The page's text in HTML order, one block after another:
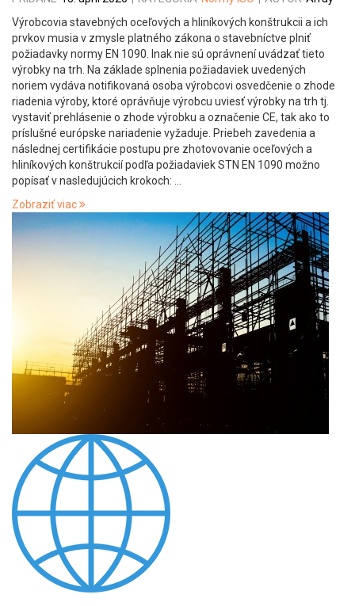
Výrobcovia stavebných oceľových a hliníkových konštrukcii a ich
prvkov musia v zmysle platného zákona o stavebníctve plniť
požiadavky normy EN 1090. Inak nie sú oprávnení uvádzať tieto
výrobky na trh. Na základe splnenia požiadaviek uvedených
noriem vydáva notifikovaná osoba výrobcovi osvedčenie o zhode
riadenia výroby, ktoré oprávňuje výrobcu uviesť výrobky na trh tj.
vystaviť prehlásenie o zhode výrobku a označenie CE, tak ako to
príslušné európske nariadenie vyžaduje. Priebeh zavedenia a
následnej certifikácie postupu pre zhotovovanie oceľových a
hliníkových konštrukcií podľa požiadaviek STN EN 1090 možno
popísať v nasledujúcich krokoch: ...
Zobraziť viac